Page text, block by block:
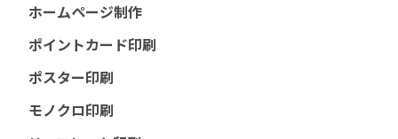
ホームページ制作
ポイントカード印刷
ポスター印刷
モノクロ印刷